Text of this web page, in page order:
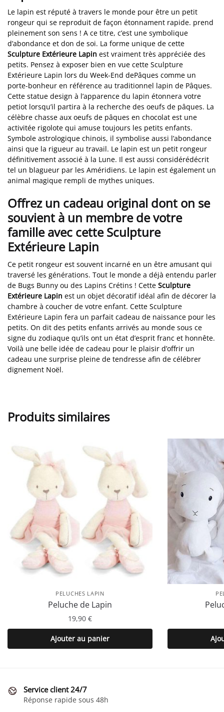
Le lapin est réputé à travers le monde pour être un petit
rongeur qui se reproduit de façon étonnament rapide. prend
pleinement son sens ! A ce titre, c’est une symbolique
d’abondance et don de soi. La forme unique de cette
Sculpture Extérieure Lapin est vraiment très appréciée des
petits. Pensez à exposer bien en vue cette Sculpture
Extérieure Lapin lors du Week-End dePâques comme un
porte-bonheur en référence au traditionnel lapin de Pâques.
Cette statue design à l’apparence du lapin étonnera votre
petiot lorsqu’il partira à la recherche des oeufs de pâques. La
célèbre chasse aux oeufs de pâques en chocolat est une
activitée rigolote qui amuse toujours les petits enfants.
Symbole astrologique chinois, il symbolise aussi l’abondance
ainsi que la rigueur au travail. Le lapin est un petit rongeur
définitivement associé à la Lune. Il est aussi considérédécrit
tel un blagueur par les Améridiens. Le lapin est également un
animal magique rempli de mythes uniques.
Offrez un cadeau original dont on se
souvient à un membre de votre
famille avec cette Sculpture
Extérieure Lapin
Ce petit rongeur est souvent incarné en un être amusant qui
traversé les générations. Tout le monde a déjà entendu parler
de Bugs Bunny ou des Lapins Crétins ! Cette Sculpture
Extérieure Lapin est un objet décoratif idéal afin de décorer la
chambre à coucher de votre enfant. Cette Sculpture
Extérieure Lapin fera un parfait cadeau de naissance pour les
petits. On dit des petits enfants arrivés au monde sous ce
signe du zodiaque qu’ils ont un état d’esprit franc et honnête.
Voilà une belle idée de cadeau pour le plaisir d’offrir un
cadeau une surprise pleine de tendresse afin de célébrer
dignement Noël.
Produits similaires
PELUCHES LAPIN
Peluche de Lapin
19,90 €
Ajouter au panier
Service client 24/7
Réponse rapide sous 48h